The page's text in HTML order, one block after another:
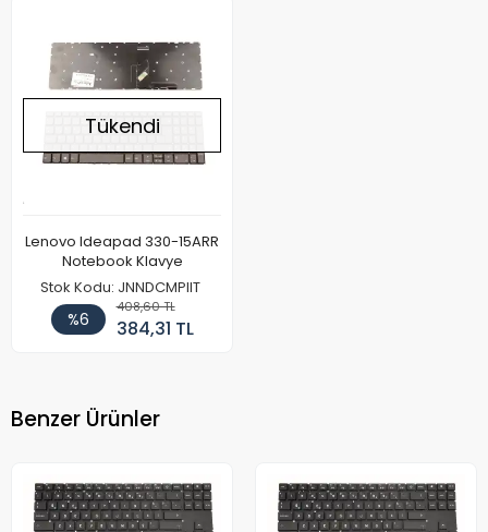
Tükendi
Lenovo Ideapad 330-15ARR
Notebook Klavye
Stok Kodu: JNNDCMPIIT
%6
408,60 TL
384,31 TL
Benzer Ürünler